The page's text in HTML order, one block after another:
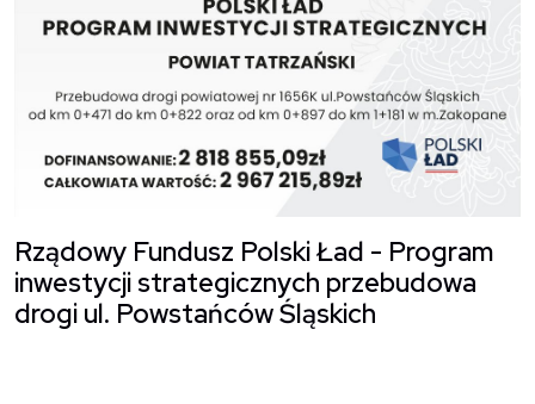
Rządowy Fundusz Polski Ład - Program
inwestycji strategicznych przebudowa
drogi ul. Powstańców Śląskich